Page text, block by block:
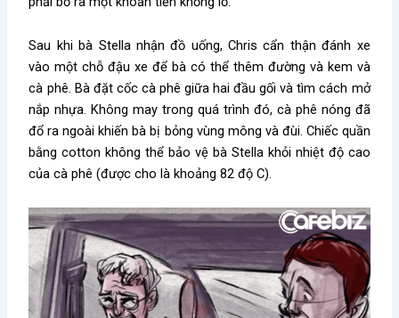
Sau khi bà Stella nhận đồ uống, Chris cẩn thận đánh xe
vào một chỗ đậu xe để bà có thể thêm đường và kem và
cà phê. Bà đặt cốc cà phê giữa hai đầu gối và tìm cách mở
nắp nhựa. Không may trong quá trình đó, cà phê nóng đã
đổ ra ngoài khiến bà bị bỏng vùng mông và đùi. Chiếc quần
bằng cotton không thể bảo vệ bà Stella khỏi nhiệt độ cao
của cà phê (được cho là khoảng 82 độ C).